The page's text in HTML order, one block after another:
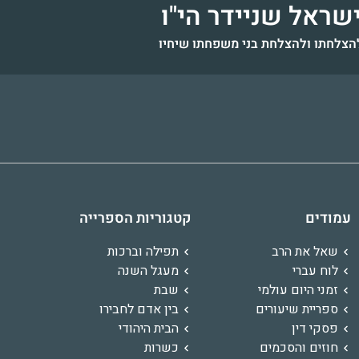
ישראל שניידר הי"ו
ולהצלחת בני משפחתו שיחיו
ותשובה שלימה
אלישע שלמה
בריאות
לזכרון עולם ה' יקום דמובטרבלינקה לעילוי נשמתועמודים
שאל את הרב
לוח עברי
זמני היום עולמי
ספריית שיעורים
פסקי דין
חוזים והסכמים
קטגוריות הספרייה
תפילה וברכות
מעגל השנה
שבת
בין אדם לחבירו
הבית היהודי
כשרות